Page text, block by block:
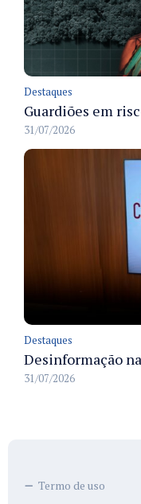
Destaques
Guardiões em
31/07/2026
Destaques
Desinformação
31/07/2026
Termo de uso